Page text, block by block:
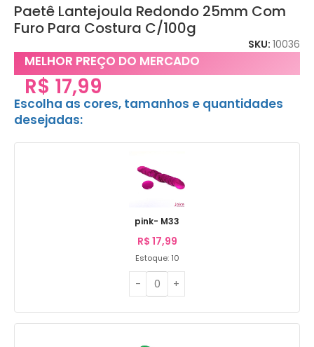
Paetê Lantejoula Redondo 25mm Com
Furo Para Costura C/100g
SKU: 10036
MELHOR PREÇO DO MERCADO
R$ 17,99
Escolha as cores, tamanhos e quantidades
desejadas:
pink- M33
R$ 17,99
Estoque: 10